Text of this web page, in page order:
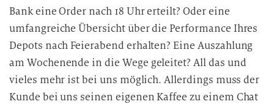
Bank eine Order nach 18 Uhr erteilt? Oder eine
umfangreiche Übersicht über die Performance Ihres
Depots nach Feierabend erhalten? Eine Auszahlung
am Wochenende in die Wege geleitet? All das und
vieles mehr ist bei uns möglich. Allerdings muss der
Kunde bei uns seinen eigenen Kaffee zu einem Chat